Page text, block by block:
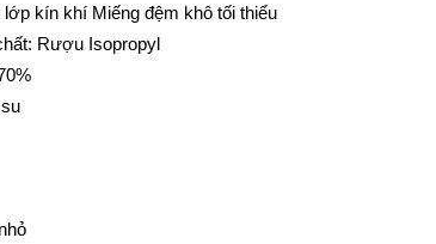
lớp kín khí Miếng đệm khô tối thiểu
Rượu Isopropyl